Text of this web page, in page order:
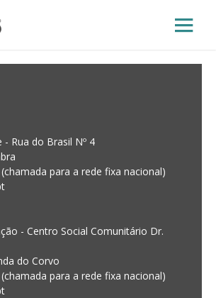
- Rua do Brasil Nº 4
para a rede fixa nacional)
- Centro Social Comunitário Dr.
do Corvo
para a rede fixa nacional)